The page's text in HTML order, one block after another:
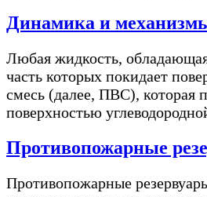
Динамика и
Любая жидкость, обладающая
часть которых покидает
смесь (далее, ПВС), которая
поверхностью
Противопожарные
Противопожарные